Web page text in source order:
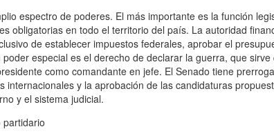
espectro de poderes. El más importante es la función
obligatorias en todo el territorio del país. La autoridad
de establecer impuestos federales, aprobar el
especial es el derecho de declarar la guerra, que sirve
como comandante en jefe. El Senado tiene
internacionales y la aprobación de las candidaturas
y el sistema judicial.
partidario